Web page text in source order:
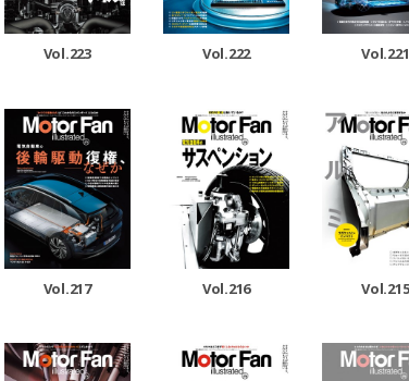
Vol.223 Vol.222 Vol.221
Vol.217 Vol.216 Vol.215